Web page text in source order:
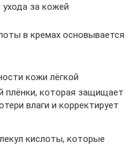
за кожей
в кремах основывается
кожи лёгкой
плёнки, которая защищает
влаги и корректирует
кислоты, которые